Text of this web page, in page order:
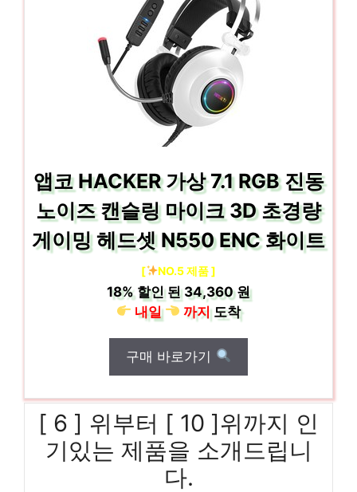
앱코 HACKER 가상 7.1 RGB 진동
노이즈 캔슬링 마이크 3D 초경량
게이밍 헤드셋 N550 ENC 화이트
[ NO.5 제품 ]
18% 할인 된34,360 원
내일
까지도착
구매 바로가기
[ 6 ] 위부터 [ 10 ]위까지 인
기있는 제품을 소개드립니
다.